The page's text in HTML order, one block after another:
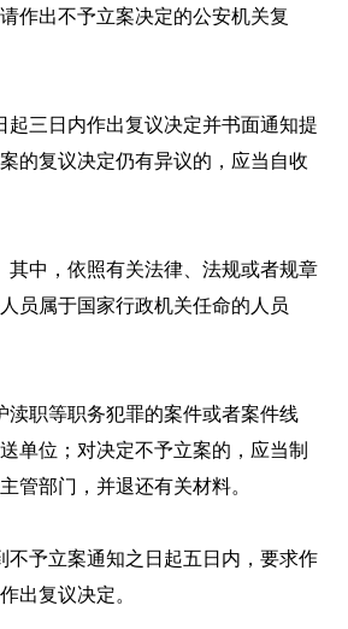
作出不予立案决定的公安机关复
三日内作出复议决定并书面通知提
的复议决定仍有异议的，应当自收
中，依照有关法律、法规或者规章
员属于国家行政机关任命的人员
职等职务犯罪的案件或者案件线
单位；对决定不予立案的，应当制
管部门，并退还有关材料。
予立案通知之日起五日内，要求作
出复议决定。